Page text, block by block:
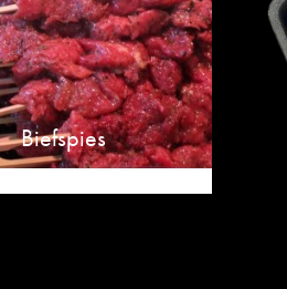
Biefspies